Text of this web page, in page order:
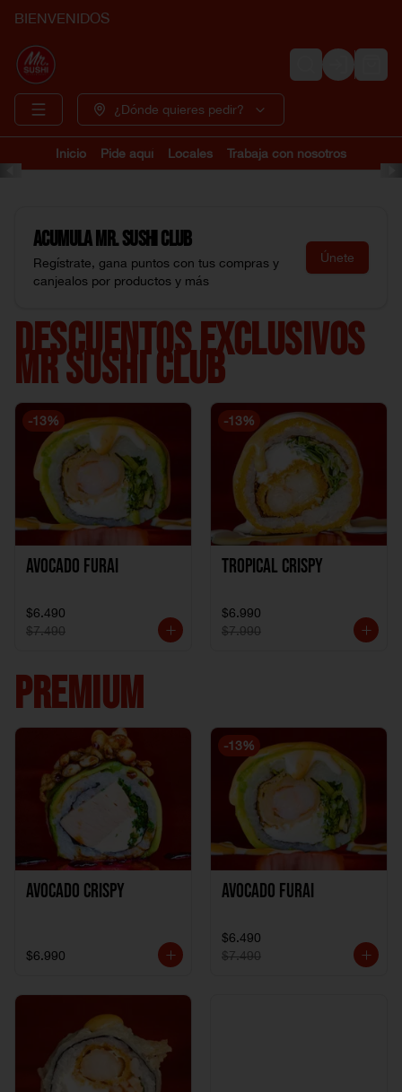
BIENVENIDOS
Login
¿Dónde quieres pedir?
Inicio Pide aquí Locales Trabaja con nosotros
AcumulaMr. Sushi Club
Regístrate, gana puntos con tus compras y
canjealos por productos y más
Únete
DESCUENTOS EXCLUSIVOS
MR SUSHI CLUB
-13%
Avocado Furai
$6.490
$7.490
-13%
Tropical crispy
$6.990
$7.990
PREMIUM
Avocado Crispy
$6.990
-13%
Avocado Furai
$6.490
$7.490